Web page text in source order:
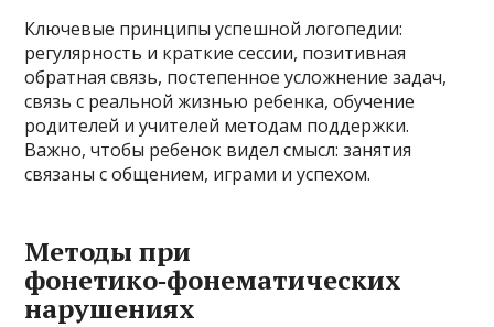
Ключевые принципы успешной логопедии:
регулярность и краткие сессии, позитивная
обратная связь, постепенное усложнение задач,
связь с реальной жизнью ребенка, обучение
родителей и учителей методам поддержки.
Важно, чтобы ребенок видел смысл: занятия
связаны с общением, играми и успехом.
Методы при
фонетико‑фонематических
нарушениях